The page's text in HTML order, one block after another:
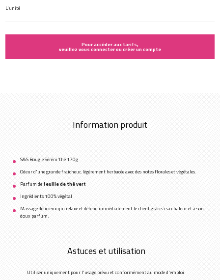
L'unité
Pour accéder aux tarifs,
veuillez vous connecter ou créer un compte
Information produit
S&S Bougie Séréni'thé 170g
Odeur d'une grande fraîcheur, légèrement herbacée avec des notes florales et végétales.
Parfum defeuille de thé vert
Ingrédients 100% végétal
Massage délicieux qui relaxe et détend immédiatement le client grâce à sa chaleur et à son
doux parfum.
Astuces et utilisation
Utiliser uniquement pour l'usage prévu et conformément au mode d'emploi.